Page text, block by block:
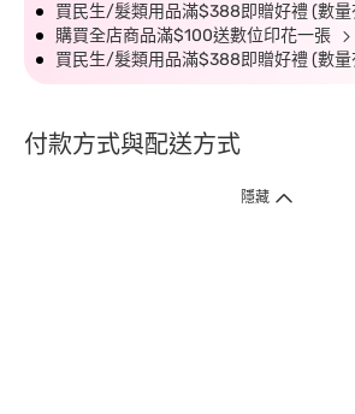
買民生/髮類用品滿$388即贈好禮 (數量
購買全店商品滿$100送數位印花一張
買民生/髮類用品滿$388即贈好禮 (數量
付款方式與配送方式
隱藏